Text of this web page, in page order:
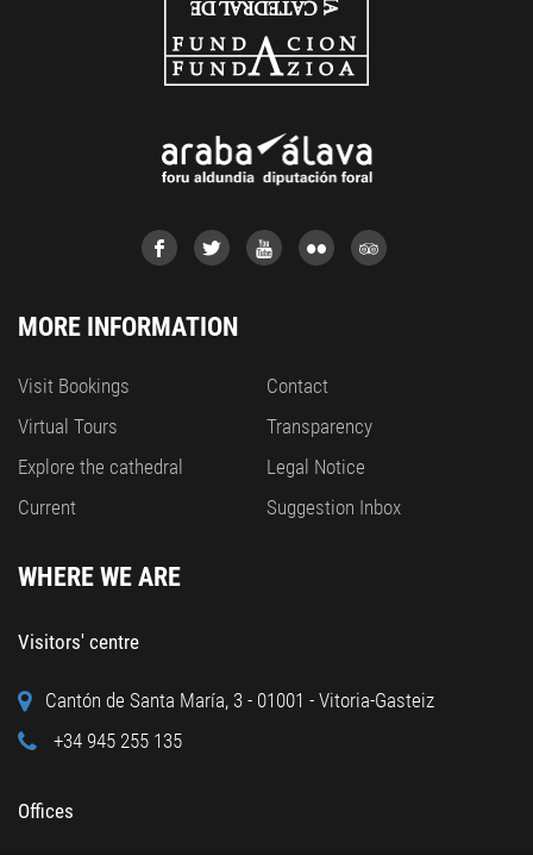
MORE INFORMATION
Visit Bookings
Virtual Tours
Explore the cathedral
Current
Contact
Transparency
Legal Notice
Suggestion Inbox
WHERE WE ARE
Visitors' centre
Cantón de Santa María, 3 - 01001 - Vitoria-Gasteiz
+34 945 255 135
Offices